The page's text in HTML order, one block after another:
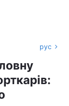
рус